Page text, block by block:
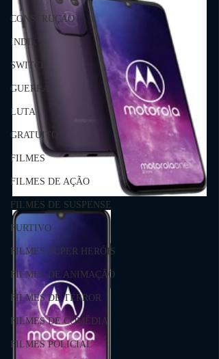
CONSTRUÇÃO
INDIE
SWITCH
GUERRA
LUTA
GRATUITO
FILMES
FILMES DE AÇÃO
FILMES DE SUSPENSE
FURTIVO
FILMES SUPER HERÓIS
FILMES DE ANIMAÇÃO
FILMES DE TERROR
FILMES DE COMÉDIA
FILMES POLICIAL